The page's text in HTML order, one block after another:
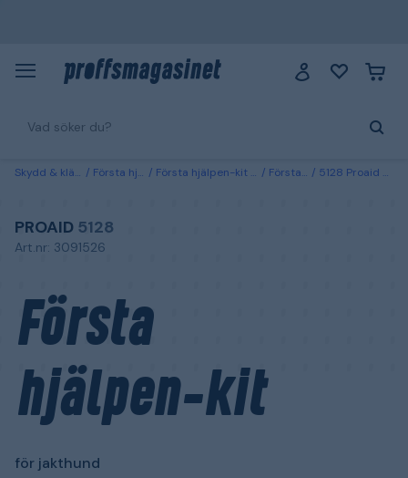
Skydd & kläder Första hjälpen Första hjälpen-kit & hjärtstartare Första hjälpen-kit 5128 Proaid Första hjälpen-kit för jakthund
PROAID 5128
Art.nr: 3091526
Första
hjälpen-kit
för jakthund